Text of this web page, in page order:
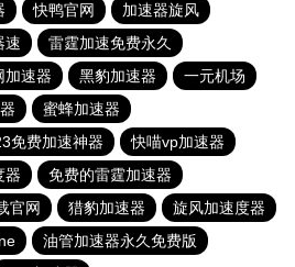
快鸭官网
加速器旋风
速
雷霆加速免费永久
加速器 黑豹加速器
一元机场
蜜蜂加速器
免费加速神器
快喵vp加速器
器
免费的雷霆加速器
官网
猎豹加速器
旋风加速度器
油管加速器永久免费版